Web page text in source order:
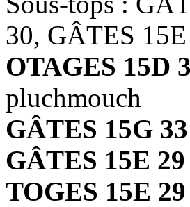
30, GÂTES
OTAGES 15D
pluchmouch
GÂTES 15G 33
GÂTES 15E 29
TOGES 15E 29